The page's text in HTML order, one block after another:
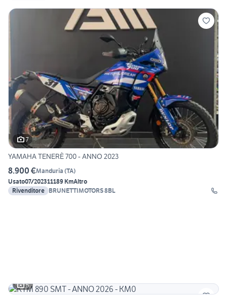
7
YAMAHA TENERÈ 700 - ANNO 2023
8.900 €Manduria (TA)
Usato07/202311189 KmAltro
Rivenditore BRUNETTIMOTORS 8BL
5